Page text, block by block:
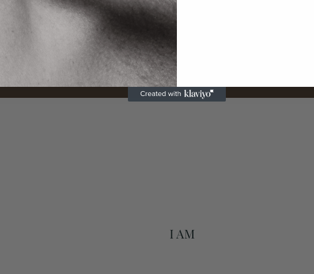
brugt. En selvkærlig praksis hver morgen og
Christina
I AM